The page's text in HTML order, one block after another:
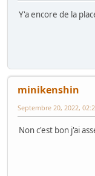
Y'a encore de la
minikenshin
Septembre 20, 2022,
Non c'est bon j'ai